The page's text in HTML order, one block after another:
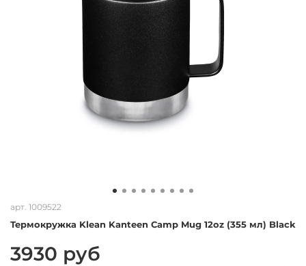
арт. 1009522
Термокружка Klean Kanteen Camp Mug 12oz (355 мл) Black
3930 руб